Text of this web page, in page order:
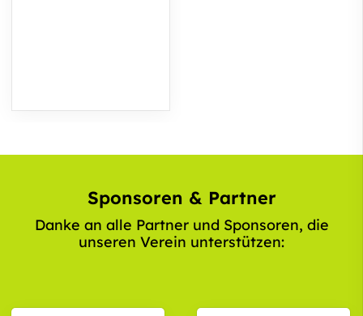
Sponsoren & Partner
Danke an alle Partner und Sponsoren, die
unseren Verein unterstützen: